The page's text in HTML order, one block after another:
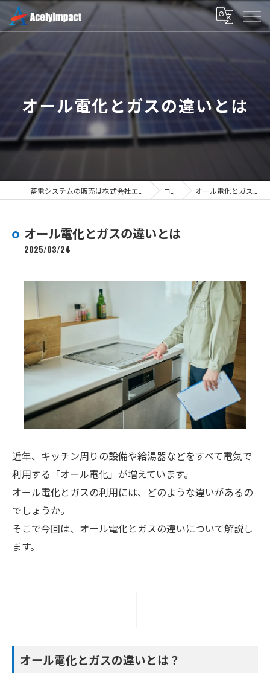
オール電化とガスの違いとは
コラム オール電化とガスの違いとは
オール電化とガスの違いとは
2025/03/24
近年、キッチン周りの設備や給湯器などをすべて電気で
利用する「オール電化」が増えています。
オール電化とガスの利用には、どのような違いがあるの
でしょうか。
そこで今回は、オール電化とガスの違いについて解説し
ます。
オール電化とガスの違いとは？